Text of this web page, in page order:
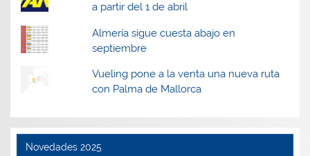
a partir del 1 de abril
Almería sigue cuesta abajo en
septiembre
Vueling pone a la venta una nueva ruta
con Palma de Mallorca
Novedades 2025